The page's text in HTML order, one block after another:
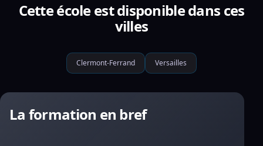
Cette école est disponible dans ces
villes
Clermont-Ferrand Versailles
La formation en bref